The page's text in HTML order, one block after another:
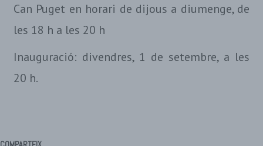
Can Puget en horari de dijous a diumenge, de
les 18 h a les 20 h
Inauguració: divendres, 1 de setembre, a les
20 h.